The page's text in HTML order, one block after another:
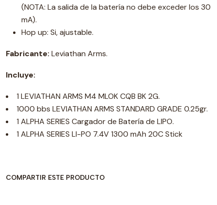
(NOTA: La salida de la batería no debe exceder los 30
mA).
Hop up: Si, ajustable.
Fabricante: Leviathan Arms.
Incluye:
1 LEVIATHAN ARMS M4 MLOK CQB BK 2G.
1000 bbs LEVIATHAN ARMS STANDARD GRADE 0.25gr.
1 ALPHA SERIES Cargador de Batería de LIPO.
1 ALPHA SERIES LI-PO 7.4V 1300 mAh 20C Stick
COMPARTIR ESTE PRODUCTO